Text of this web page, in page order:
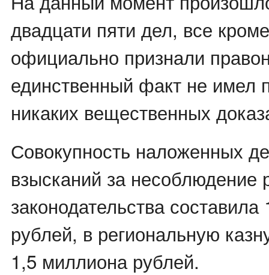
двадцати пяти дел, все
официально признали
единственный факт не имел
никаких вещественных
Совокупность наложенных
взысканий за несоблюдение
законодательства
рублей, в региональную
1,5 миллиона рублей.